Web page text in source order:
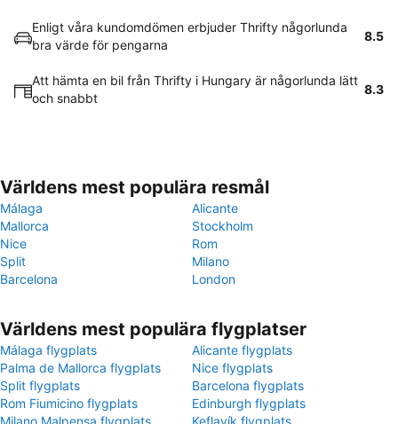
Enligt våra kundomdömen erbjuder Thrifty någorlunda
bra värde för pengarna
8.5
Att hämta en bil från Thrifty i Hungary är någorlunda lätt
och snabbt
8.3
Världens mest populära resmål
Málaga
Alicante
Mallorca
Stockholm
Nice
Rom
Split
Milano
Barcelona
London
Världens mest populära flygplatser
Málaga flygplats
Alicante flygplats
Palma de Mallorca flygplats
Nice flygplats
Split flygplats
Barcelona flygplats
Rom Fiumicino flygplats
Edinburgh flygplats
Milano Malpensa flygplats
Keflavík flygplats